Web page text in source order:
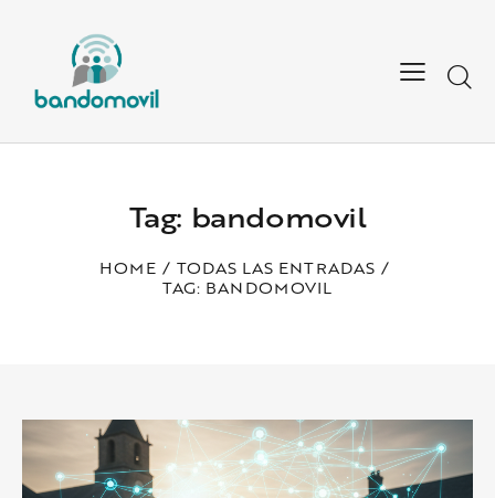
Tag: bandomovil
HOME
TODAS LAS ENTRADAS
TAG: BANDOMOVIL